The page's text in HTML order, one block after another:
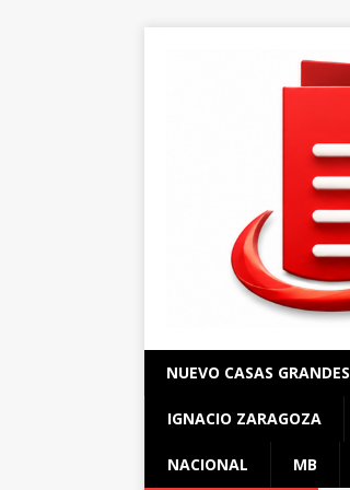
NUEVO CASAS GRANDES
IGNACIO ZARAGOZA
NACIONAL MB